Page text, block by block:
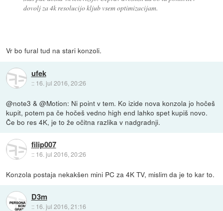
dovolj za 4k resolucijo kljub vsem optimizacijam.
Vr bo fural tud na stari konzoli.
ufek
:: 16. jul 2016, 20:26
@note3 & @Motion: Ni point v tem. Ko izide nova konzola jo hočeš
kupit, potem pa če hočeš vedno high end lahko spet kupiš novo.
Če bo res 4K, je to že očitna razlika v nadgradnji.
filip007
:: 16. jul 2016, 20:26
Konzola postaja nekakšen mini PC za 4K TV, mislim da je to kar to.
D3m
:: 16. jul 2016, 21:16